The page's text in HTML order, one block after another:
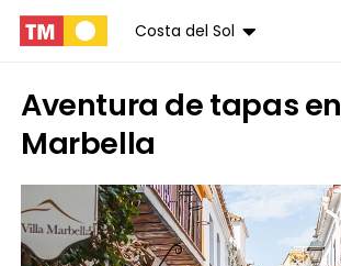
Costa del Sol
Aventura de tapas en
Marbella